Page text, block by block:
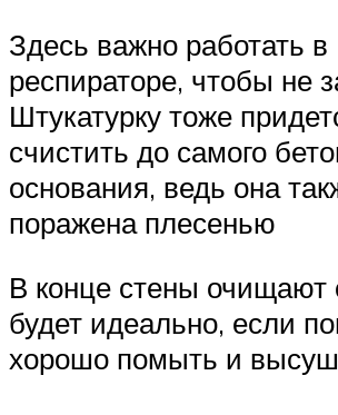
Здесь важно работать в
респираторе, чтобы не
Штукатурку тоже
счистить до самого
основания, ведь она
поражена плесенью
В конце стены
будет идеально, если
хорошо помыть и